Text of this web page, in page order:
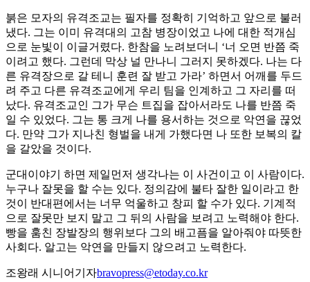
붉은 모자의 유격조교는 필자를 정확히 기억하고 앞으로 불러
냈다. 그는 이미 유격대의 고참 병장이었고 나에 대한 적개심
으로 눈빛이 이글거렸다. 한참을 노려보더니 ‘너 오면 반쯤 죽
이려고 했다. 그런데 막상 널 만나니 그러지 못하겠다. 나는 다
른 유격장으로 갈 테니 훈련 잘 받고 가라’ 하면서 어깨를 두드
려 주고 다른 유격조교에게 우리 팀을 인계하고 그 자리를 떠
났다. 유격조교인 그가 무슨 트집을 잡아서라도 나를 반쯤 죽
일 수 있었다. 그는 통 크게 나를 용서하는 것으로 악연을 끊었
다. 만약 그가 지나친 형벌을 내게 가했다면 나 또한 보복의 칼
을 갈았을 것이다.
군대이야기 하면 제일먼저 생각나는 이 사건이고 이 사람이다.
누구나 잘못을 할 수는 있다. 정의감에 불타 잘한 일이라고 한
것이 반대편에서는 너무 억울하고 창피 할 수가 있다. 기계적
으로 잘못만 보지 말고 그 뒤의 사람을 보려고 노력해야 한다.
빵을 훔친 장발장의 행위보다 그의 배고픔을 알아줘야 따뜻한
사회다. 알고는 악연을 만들지 않으려고 노력한다.
조왕래 시니어기자bravopress@etoday.co.kr